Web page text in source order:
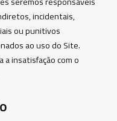
incidentais,
ou punitivos
ao uso do Site.
a insatisfação com o